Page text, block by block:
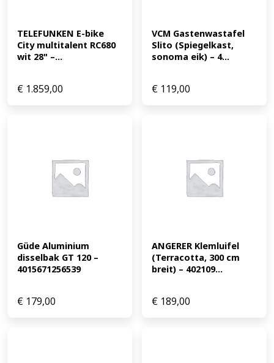
TELEFUNKEN E-bike
City multitalent RC680
wit 28" –...
€ 1.859,00
VCM Gastenwastafel
Slito (Spiegelkast,
sonoma eik) – 4...
€ 119,00
Güde Aluminium
disselbak GT 120 –
4015671256539
€ 179,00
ANGERER Klemluifel
(Terracotta, 300 cm
breit) – 402109...
€ 189,00